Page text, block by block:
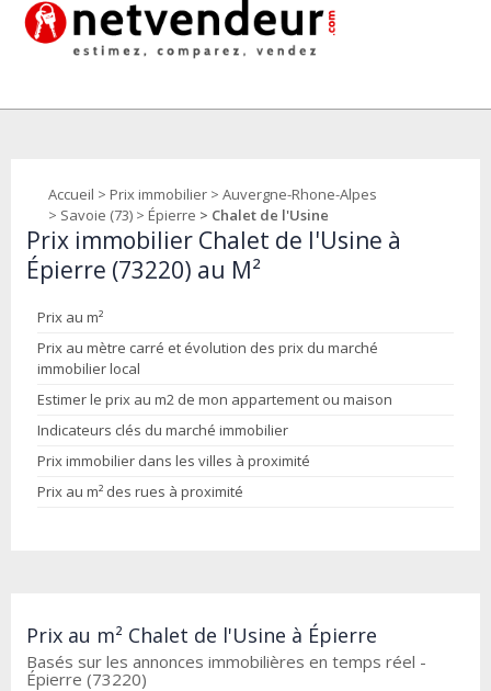
Accueil > Prix immobilier > Auvergne-Rhone-Alpes
> Savoie (73) > Épierre > Chalet de l'Usine
Prix immobilier Chalet de l'Usine à
Épierre (73220) au M²
Prix au m²
Prix au mètre carré et évolution des prix du marché
immobilier local
Estimer le prix au m2 de mon appartement ou maison
Indicateurs clés du marché immobilier
Prix immobilier dans les villes à proximité
Prix au m² des rues à proximité
Prix au m² Chalet de l'Usine à Épierre
Basés sur les annonces immobilières en temps réel -
Épierre (73220)